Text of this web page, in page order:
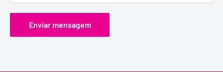
Enviar mensagem